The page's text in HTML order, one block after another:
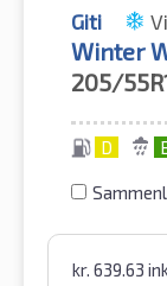
Giti
Winter
205/
D
kr. 639.63